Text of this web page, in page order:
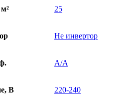
25
Не инвертор
A/A
В 220-240